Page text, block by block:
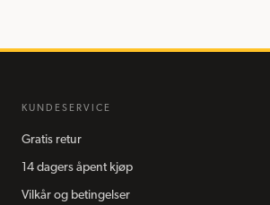
KUNDESERVICE
Gratis retur
14 dagers åpent kjøp
Vilkår og betingelser